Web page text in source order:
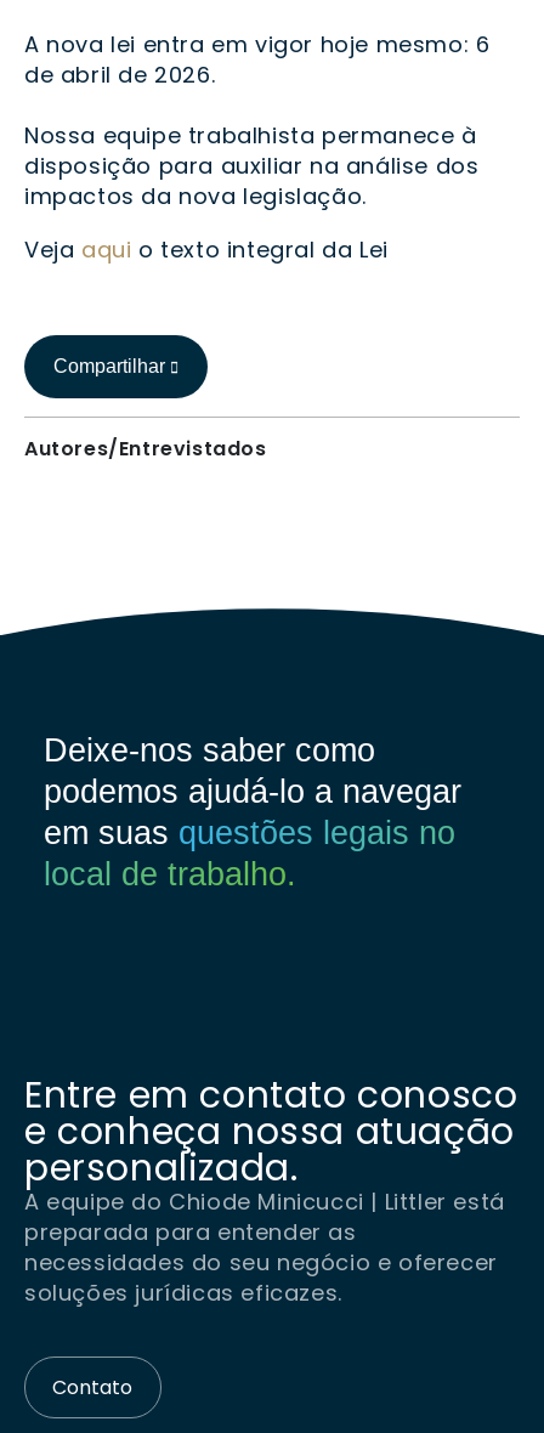
A nova lei entra em vigor hoje mesmo: 6
de abril de 2026.
Nossa equipe trabalhista permanece à
disposição para auxiliar na análise dos
impactos da nova legislação.
Veja aqui o texto integral da Lei
Compartilhar
Autores/Entrevistados
Deixe-nos saber como
podemos ajudá-lo a navegar
em suas questões legais no
local de trabalho.
Entre em contato conosco
e conheça nossa atuação
personalizada.
A equipe do Chiode Minicucci | Littler está
preparada para entender as
necessidades do seu negócio e oferecer
soluções jurídicas eficazes.
Contato